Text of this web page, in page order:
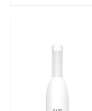
Šampūns
(2)
(1)